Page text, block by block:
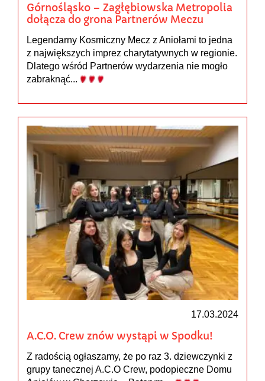
Górnośląsko – Zagłębiowska Metropolia
dołącza do grona Partnerów Meczu
Legendarny Kosmiczny Mecz z Aniołami to jedna
z największych imprez charytatywnych w regionie.
Dlatego wśród Partnerów wydarzenia nie mogło
zabraknąć...
17.03.2024
A.C.O. Crew znów wystąpi w Spodku!
Z radością ogłaszamy, że po raz 3. dziewczynki z
grupy tanecznej A.C.O Crew, podopieczne Domu